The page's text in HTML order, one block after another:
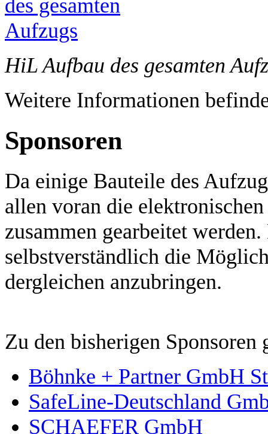
HiL Aufbau des gesamten
Weitere Informationen
Sponsoren
Da einige Bauteile des
allen voran die
zusammen gearbeitet
selbstverständlich die
dergleichen anzubringen.
Zu den bisherigen Sponsoren
Böhnke + Partner GmbH
SafeLine-Deutschland
SCHAEFER GmbH